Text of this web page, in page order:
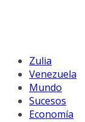
Zulia
Venezuela
Mundo
Sucesos
Economía